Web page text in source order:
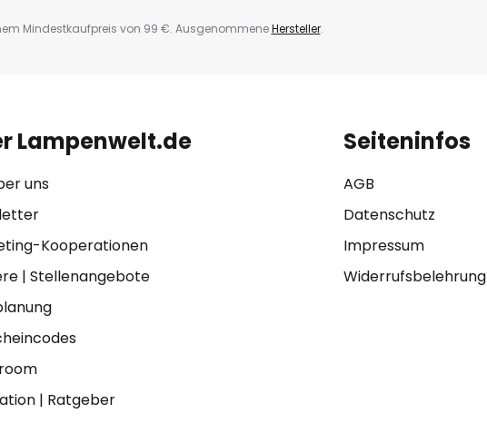
Mindestkaufpreis von 99 €. AusgenommeneHersteller.
Lampenwelt.de
uns
Kooperationen
| Stellenangebote
| Ratgeber
Seiteninfos
AGB
Datenschutz
Impressum
Widerrufsbelehrung